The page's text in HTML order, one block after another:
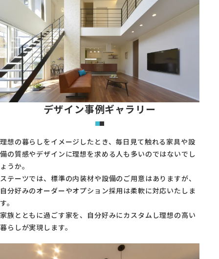
デザイン事例ギャラリー
理想の暮らしをイメージしたとき、毎日見て触れる家具や設
備の質感やデザインに理想を求める人も多いのではないでし
ょうか。
ステーツでは、標準の内装材や設備のご用意はありますが、
自分好みのオーダーやオプション採用は柔軟に対応いたしま
す。
家族とともに過ごす家を、自分好みにカスタムし理想の高い
暮らしが実現します。